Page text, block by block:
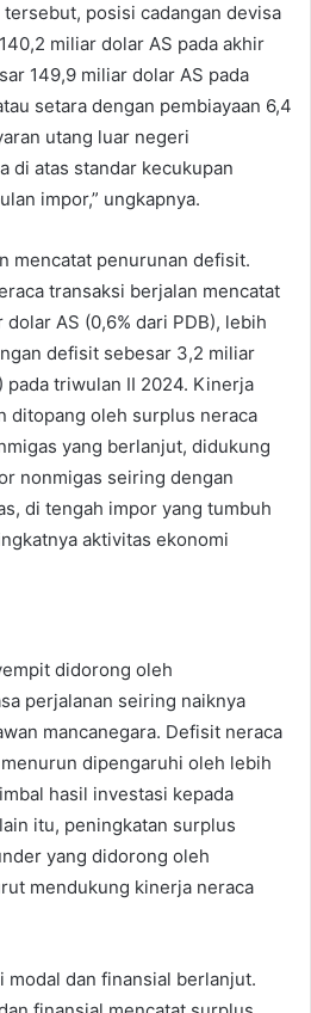
posisi cadangan devisa
miliar dolar AS pada akhir
149,9 miliar dolar AS pada
setara dengan pembiayaan 6,4
utang luar negeri
di atas standar kecukupan
impor,” ungkapnya.
mencatat penurunan defisit.
transaksi berjalan mencatat
AS (0,6% dari PDB), lebih
defisit sebesar 3,2 miliar
pada triwulan II 2024. Kinerja
ditopang oleh surplus neraca
yang berlanjut, didukung
nonmigas seiring dengan
di tengah impor yang tumbuh
aktivitas ekonomi
didorong oleh
perjalanan seiring naiknya
mancanegara. Defisit neraca
dipengaruhi oleh lebih
hasil investasi kepada
itu, peningkatan surplus
yang didorong oleh
mendukung kinerja neraca
modal dan finansial berlanjut.